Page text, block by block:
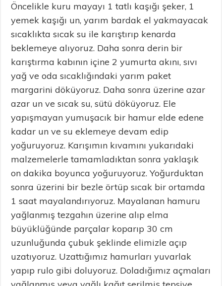
Öncelikle kuru mayayı 1 tatlı kaşığı şeker, 1
yemek kaşığı un, yarım bardak el yakmayacak
sıcaklıkta sıcak su ile karıştırıp kenarda
beklemeye alıyoruz. Daha sonra derin bir
karıştırma kabının içine 2 yumurta akını, sıvı
yağ ve oda sıcaklığındaki yarım paket
margarini döküyoruz. Daha sonra üzerine azar
azar un ve sıcak su, sütü döküyoruz. Ele
yapışmayan yumuşacık bir hamur elde edene
kadar un ve su eklemeye devam edip
yoğuruyoruz. Karışımın kıvamını yukarıdaki
malzemelerle tamamladıktan sonra yaklaşık
on dakika boyunca yoğuruyoruz. Yoğurduktan
sonra üzerini bir bezle örtüp sıcak bir ortamda
1 saat mayalandırıyoruz. Mayalanan hamuru
yağlanmış tezgahın üzerine alıp elma
büyüklüğünde parçalar koparıp 30 cm
uzunluğunda çubuk şeklinde elimizle açıp
uzatıyoruz. Uzattığımız hamurları yuvarlak
yapıp rulo gibi doluyoruz. Doladığımız açmaları